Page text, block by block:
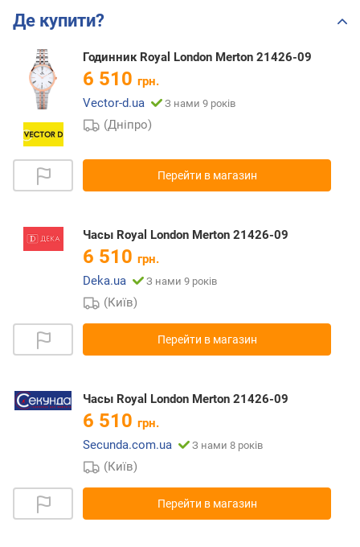
Де купити?
Годинник Royal London Merton 21426-09
6 510 грн.
Vector-d.ua
З нами 9 років
(Дніпро)
Перейти в магазин
Часы Royal London Merton 21426-09
6 510 грн.
Deka.ua
З нами 9 років
(Київ)
Перейти в магазин
Часы Royal London Merton 21426-09
6 510 грн.
Secunda.com.ua
З нами 8 років
(Київ)
Перейти в магазин